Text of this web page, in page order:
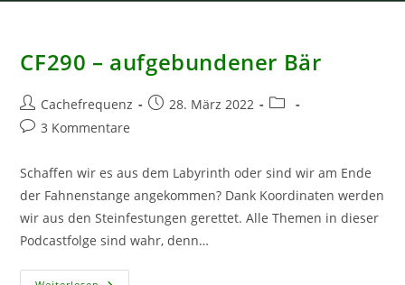
CF290 – aufgebundener Bär
Beitrags-
Autor:
Cachefrequenz
Beitrag28. März 2022
Beitrags-
Beitrags-
3 Kommentare
Schaffen wir es aus dem Labyrinth oder sind wir am Ende
der Fahnenstange angekommen? Dank Koordinaten werden
wir aus den Steinfestungen gerettet. Alle Themen in dieser
Podcastfolge sind wahr, denn…